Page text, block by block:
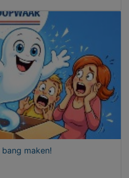
maken!